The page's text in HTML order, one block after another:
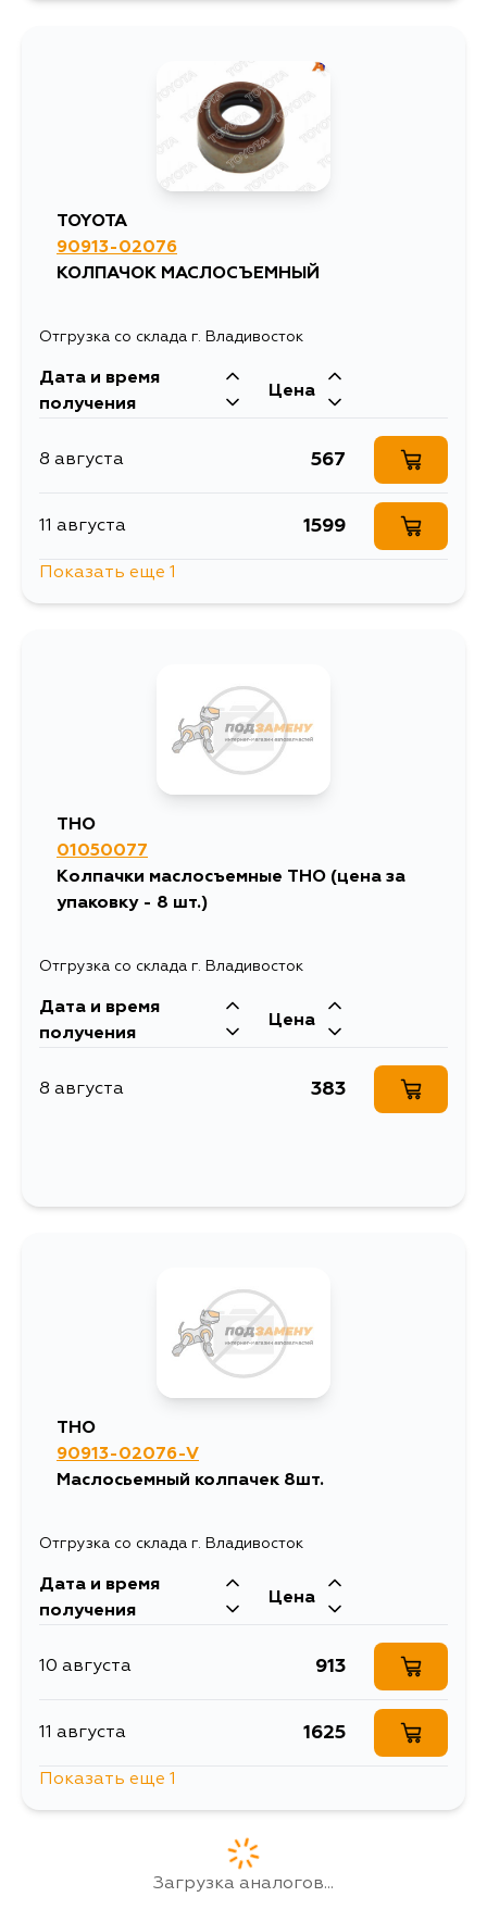
TOYOTA
90913-02076
КОЛПАЧОК МАСЛОСЪЕМНЫЙ
Отгрузка со склада г. Владивосток
Дата и время
получения
Цена
8 августа 567
11 августа 1599
Показать еще 1
THO
01050077
Колпачки маслосъемные THO (цена за
упаковку - 8 шт.)
Отгрузка со склада г. Владивосток
Дата и время
получения
Цена
8 августа 383
THO
90913-02076-V
Маслосьемный колпачек 8шт.
Отгрузка со склада г. Владивосток
Дата и время
получения
Цена
10 августа 913
11 августа 1625
Показать еще 1
Загрузка аналогов...